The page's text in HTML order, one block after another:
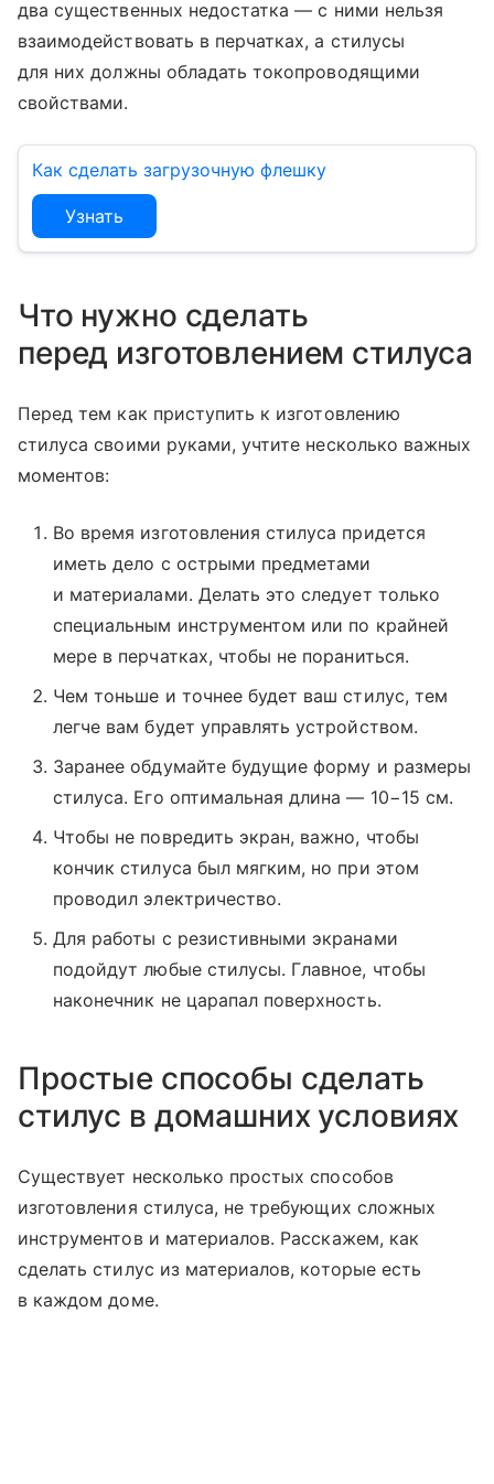
два существенных недостатка — с ними нельзя
взаимодействовать в перчатках, а стилусы
для них должны обладать токопроводящими
свойствами.
Как сделать загрузочную флешку
Узнать
Что нужно сделать
перед изготовлением стилуса
Перед тем как приступить к изготовлению
стилуса своими руками, учтите несколько важных
моментов:
Во время изготовления стилуса придется
иметь дело с острыми предметами
и материалами. Делать это следует только
специальным инструментом или по крайней
мере в перчатках, чтобы не пораниться.
Чем тоньше и точнее будет ваш стилус, тем
легче вам будет управлять устройством.
Заранее обдумайте будущие форму и размеры
стилуса. Его оптимальная длина — 10−15 см.
Чтобы не повредить экран, важно, чтобы
кончик стилуса был мягким, но при этом
проводил электричество.
Для работы с резистивными экранами
подойдут любые стилусы. Главное, чтобы
наконечник не царапал поверхность.
Простые способы сделать
стилус в домашних условиях
Существует несколько простых способов
изготовления стилуса, не требующих сложных
инструментов и материалов. Расскажем, как
сделать стилус из материалов, которые есть
в каждом доме.